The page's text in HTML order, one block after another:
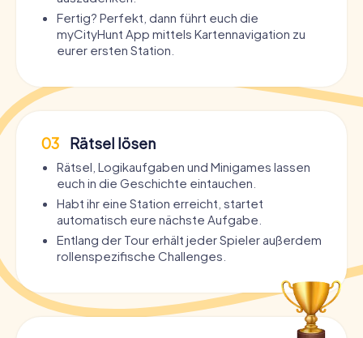
Fertig? Perfekt, dann führt euch die
myCityHunt App mittels Kartennavigation zu
eurer ersten Station.
03 Rätsel lösen
Rätsel, Logikaufgaben und Minigames lassen
euch in die Geschichte eintauchen.
Habt ihr eine Station erreicht, startet
automatisch eure nächste Aufgabe.
Entlang der Tour erhält jeder Spieler außerdem
rollenspezifische Challenges.